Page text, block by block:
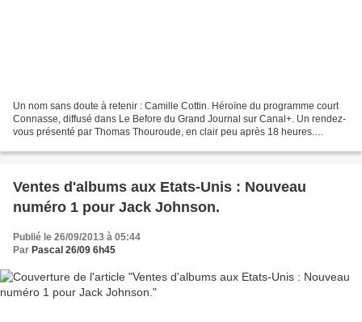
Un nom sans doute à retenir : Camille Cottin. Héroïne du programme court
Connasse, diffusé dans Le Before du Grand Journal sur Canal+. Un rendez-
vous présenté par Thomas Thouroude, en clair peu après 18 heures.
Ventes d'albums aux Etats-Unis : Nouveau
numéro 1 pour Jack Johnson.
Publié le 26/09/2013 à 05:44
Par Pascal 26/09 6h45